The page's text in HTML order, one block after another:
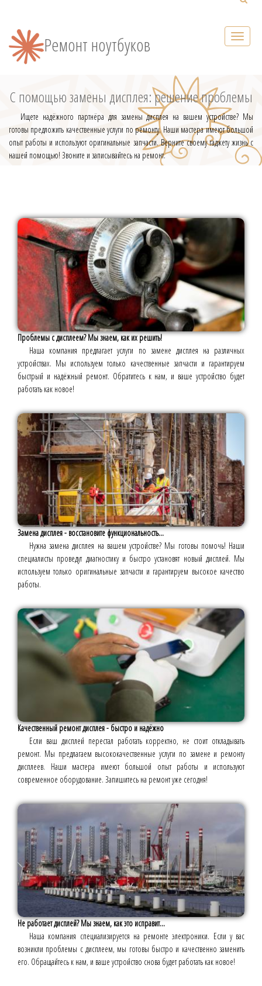
Ремонт ноутбуков
С помощью замены дисплея: решение проблемы
Ищете надёжного партнёра для замены дисплея на вашем устройстве? Мы
готовы предложить качественные услуги по ремонту. Наши мастера имеют большой
опыт работы и используют оригинальные запчасти. Верните своему гаджету жизнь с
нашей помощью! Звоните и записывайтесь на ремонт.
Проблемы с дисплеем? Мы знаем, как их решить!
Наша компания предлагает услуги по замене дисплея на различных
устройствах. Мы используем только качественные запчасти и гарантируем
быстрый и надёжный ремонт. Обратитесь к нам, и ваше устройство будет
работать как новое!
Замена дисплея - восстановите функциональность...
Нужна замена дисплея на вашем устройстве? Мы готовы помочь! Наши
специалисты проведут диагностику и быстро установят новый дисплей. Мы
используем только оригинальные запчасти и гарантируем высокое качество
работы.
Качественный ремонт дисплея - быстро и надёжно
Если ваш дисплей перестал работать корректно, не стоит откладывать
ремонт. Мы предлагаем высококачественные услуги по замене и ремонту
дисплеев. Наши мастера имеют большой опыт работы и используют
современное оборудование. Запишитесь на ремонт уже сегодня!
Не работает дисплей? Мы знаем, как это исправит...
Наша компания специализируется на ремонте электроники. Если у вас
возникли проблемы с дисплеем, мы готовы быстро и качественно заменить
его. Обращайтесь к нам, и ваше устройство снова будет работать как новое!